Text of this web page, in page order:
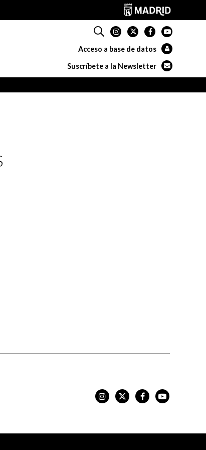
Acceso a base de datos
Suscríbete a la Newsletter